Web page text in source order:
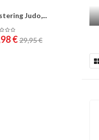
Judo,...
€29,95 €